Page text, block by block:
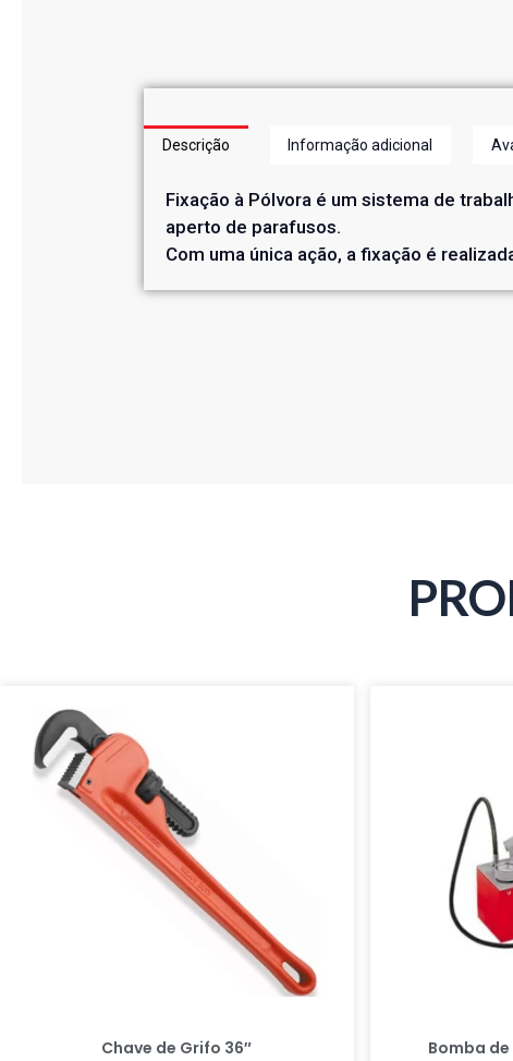
Descrição Informação adicional
Fixação à Pólvora é um sistema de
aperto de parafusos.
Com uma única ação, a fixação é
Chave de Grifo 36″ Bomba